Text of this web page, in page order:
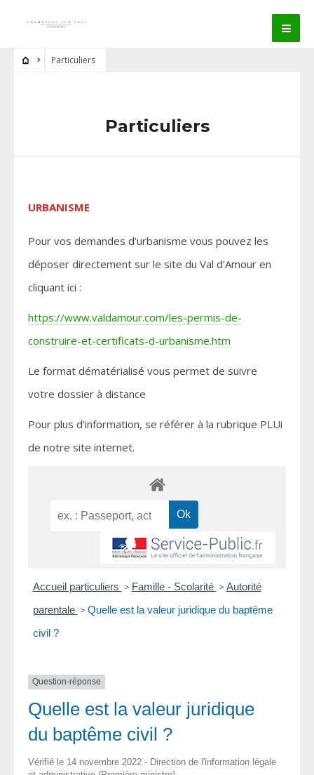
Particuliers
Particuliers
URBANISME
Pour vos demandes d’urbanisme vous pouvez les
déposer directement sur le site du Val d’Amour en
cliquant ici :
https://www.valdamour.com/les-permis-de-
construire-et-certificats-d-urbanisme.htm
Le format dématérialisé vous permet de suivre
votre dossier à distance
Pour plus d’information, se référer à la rubrique PLUi
de notre site internet.
Accueil particuliers > Famille - Scolarité > Autorité
parentale > Quelle est la valeur juridique du baptême
civil ?
Question-réponse
Quelle est la valeur juridique
du baptême civil ?
Vérifié le 14 novembre 2022 - Direction de l'information légale